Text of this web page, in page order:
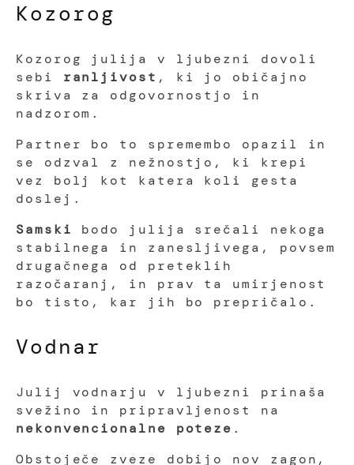
Kozorog
Kozorog julija v ljubezni dovoli
sebi ranljivost , ki jo običajno
skriva za odgovornostjo in
nadzorom.
Partner bo to spremembo opazil in
se odzval z nežnostjo, ki krepi
vez bolj kot katera koli gesta
doslej.
Samski
bodo julija srečali nekoga
stabilnega in zanesljivega, povsem
drugačnega od preteklih
razočaranj, in prav ta umirjenost
bo tisto, kar jih bo prepričalo.
Vodnar
Julij vodnarju v ljubezni prinaša
svežino in pripravljenost na
nekonvencionalne poteze .
Obstoječe zveze dobijo nov zagon,